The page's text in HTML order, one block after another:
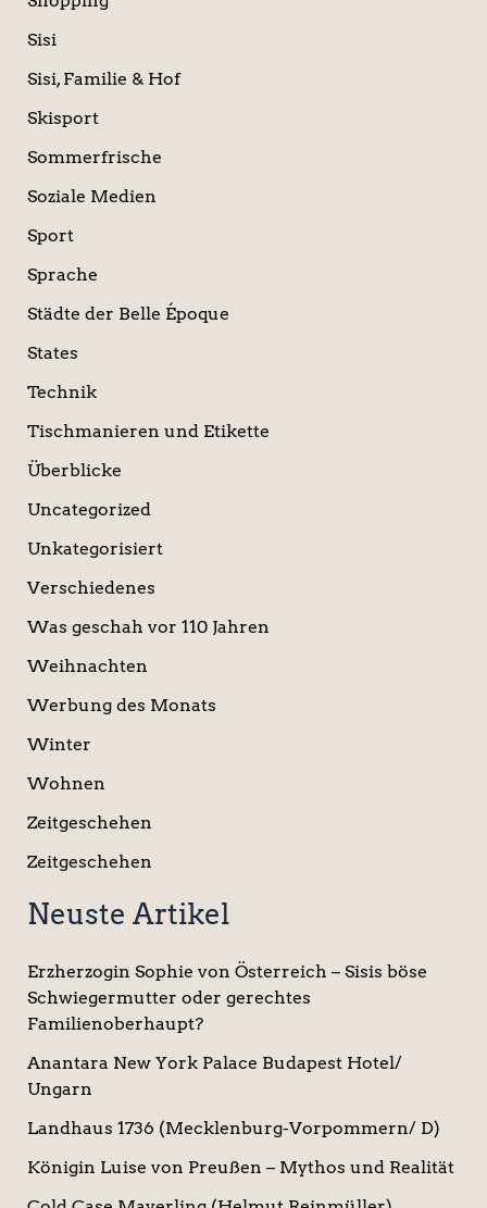
Sisi
Sisi, Familie & Hof
Skisport
Sommerfrische
Soziale Medien
Sport
Sprache
Städte der Belle Époque
States
Technik
Tischmanieren und Etikette
Überblicke
Uncategorized
Unkategorisiert
Verschiedenes
Was geschah vor 110 Jahren
Weihnachten
Werbung des Monats
Winter
Wohnen
Zeitgeschehen
Zeitgeschehen
Neuste Artikel
Erzherzogin Sophie von Österreich – Sisis böse
Schwiegermutter oder gerechtes
Familienoberhaupt?
Anantara New York Palace Budapest Hotel/
Ungarn
Landhaus 1736 (Mecklenburg-Vorpommern/ D)
Königin Luise von Preußen – Mythos und Realität